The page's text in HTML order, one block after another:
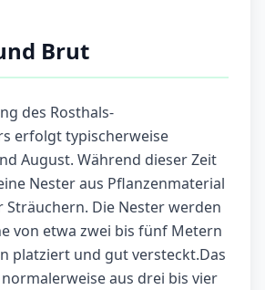
Brut
des Rosthals-
erfolgt typischerweise
August. Während dieser Zeit
Nester aus Pflanzenmaterial
Sträuchern. Die Nester werden
von etwa zwei bis fünf Metern
platziert und gut versteckt.Das
aus drei bis vier